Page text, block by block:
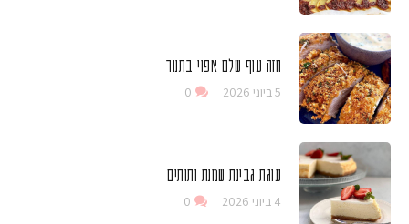
חזה עוף שלם אפוי בתנור
5 ביוני 2026 0
עוגת גבינת שמנת ותותים
4 ביוני 2026 0